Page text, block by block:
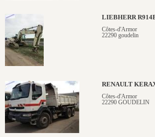
LIEBHERR
Côtes-d'Armor
22290 goudelin
RENAULT
Côtes-d'Armor
22290 GOUDELIN